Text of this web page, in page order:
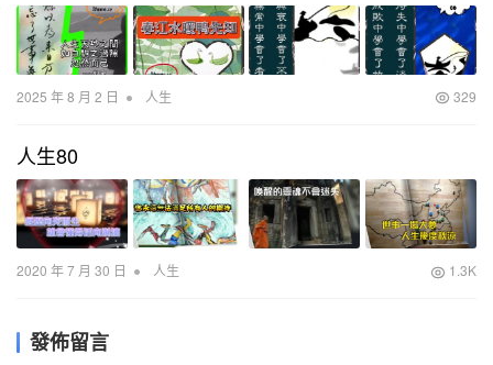
2025 年 8 月 2 日 • 人生 329
人生80
2020 年 7 月 30 日 • 人生 1.3K
發佈留言